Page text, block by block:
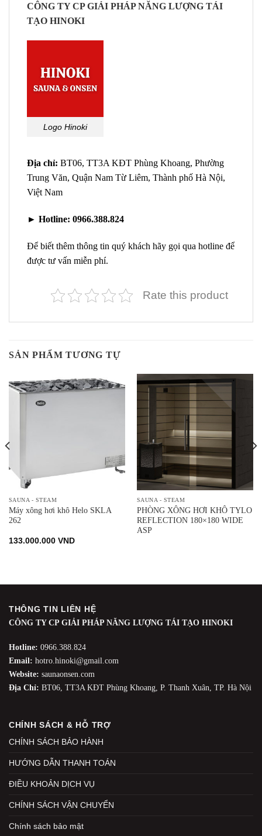
CÔNG TY CP GIẢI PHÁP NĂNG LƯỢNG TÁI
TẠO HINOKI
Logo Hinoki
Địa chỉ: BT06, TT3A KĐT Phùng Khoang, Phường
Trung Văn, Quận Nam Từ Liêm, Thành phố Hà Nội,
Việt Nam
► Hotline: 0966.388.824
Để biết thêm thông tin quý khách hãy gọi qua hotline để
được tư vấn miễn phí.
Rate this product
SẢN PHẨM TƯƠNG TỰ
SAUNA - STEAM
Máy xông hơi khô Helo SKLA
262
133.000.000 VND
SAUNA - STEAM
PHÒNG XÔNG HƠI KHÔ TYLO
REFLECTION 180×180 WIDE
ASP
THÔNG TIN LIÊN HỆ
CÔNG TY CP GIẢI PHÁP NĂNG LƯỢNG TÁI TẠO HINOKI
Hotline: 0966.388.824
Email: hotro.hinoki@gmail.com
Website: saunaonsen.com
Địa Chỉ: BT06, TT3A KĐT Phùng Khoang, P. Thanh Xuân, TP. Hà Nội
CHÍNH SÁCH & HỖ TRỢ
CHÍNH SÁCH BẢO HÀNH
HƯỚNG DẪN THANH TOÁN
ĐIỀU KHOẢN DỊCH VỤ
CHÍNH SÁCH VẬN CHUYỂN
Chính sách bảo mật